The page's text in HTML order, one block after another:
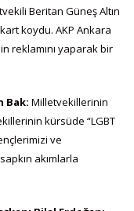
Beritan Güneş Altın
koydu. AKP Ankara
reklamını yaparak bir
Bak: Milletvekillerinin
kürsüde “LGBT
ve
akımlarla